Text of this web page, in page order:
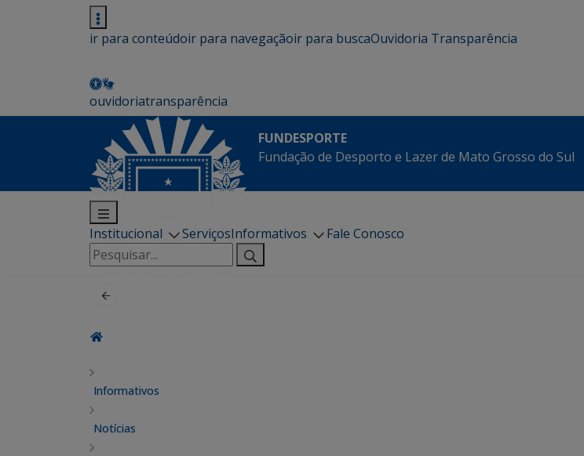
ir para conteúdoir para navegaçãoir para buscaOuvidoria Transparência
ouvidoriatransparência
FUNDESPORTE
Fundação de Desporto e Lazer de Mato Grosso do Sul
Institucional ServiçosInformativos
Fale Conosco
Pesquisar
por:
Informativos
Notícias